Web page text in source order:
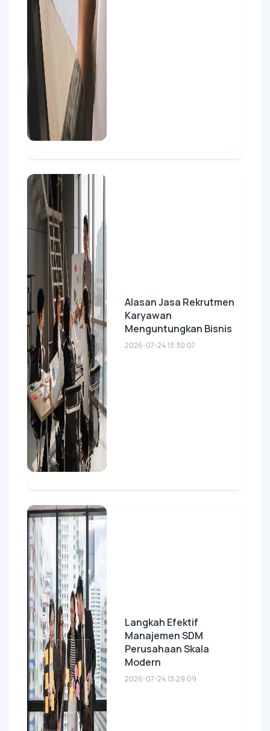
Alasan Jasa Rekrutmen
Karyawan
Menguntungkan Bisnis
2026-07-24 13:30:07
Langkah Efektif
Manajemen SDM
Perusahaan Skala
Modern
2026-07-24 13:29:09